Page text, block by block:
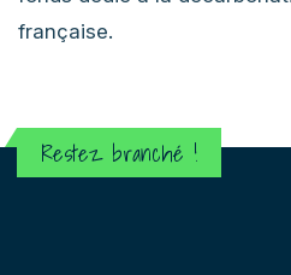
française.
Restez branché !